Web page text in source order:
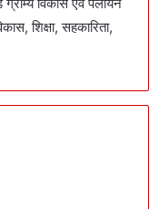
शिक्षा, सहकारिता,